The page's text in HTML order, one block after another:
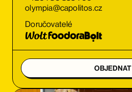
olympia@capolitos.cz
Doručovatelé
OBJEDNAT